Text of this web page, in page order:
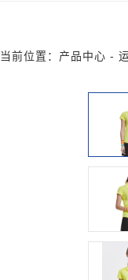
当前位置： 产品中心 -